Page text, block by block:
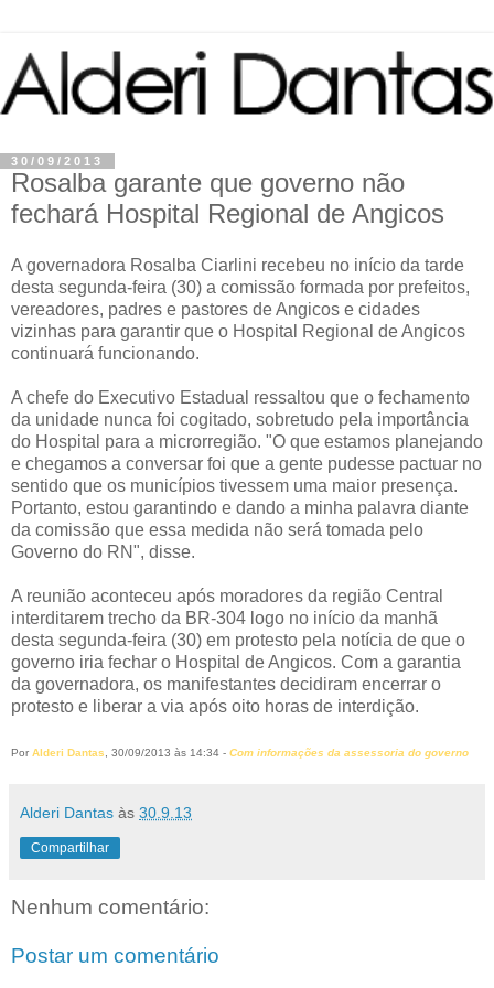
30/09/2013
Rosalba garante que governo não
fechará Hospital Regional de Angicos
A governadora Rosalba Ciarlini recebeu no início da tarde
desta segunda-feira (30) a comissão formada por prefeitos,
vereadores, padres e pastores de Angicos e cidades
vizinhas para garantir que o Hospital Regional de Angicos
continuará funcionando.
A chefe do Executivo Estadual ressaltou que o fechamento
da unidade nunca foi cogitado, sobretudo pela importância
do Hospital para a microrregião. "O que estamos planejando
e chegamos a conversar foi que a gente pudesse pactuar no
sentido que os municípios tivessem uma maior presença.
Portanto, estou garantindo e dando a minha palavra diante
da comissão que essa medida não será tomada pelo
Governo do RN", disse.
A reunião aconteceu após moradores da região Central
interditarem trecho da BR-304 logo no início da manhã
desta segunda-feira (30) em protesto pela notícia de que o
governo iria fechar o Hospital de Angicos. Com a garantia
da governadora, os manifestantes decidiram encerrar o
protesto e liberar a via após oito horas de interdição.
Por Alderi Dantas, 30/09/2013 às 14:34 - Com informações da assessoria do governo
Alderi Dantas às 30.9.13
Compartilhar
Nenhum comentário:
Postar um comentário